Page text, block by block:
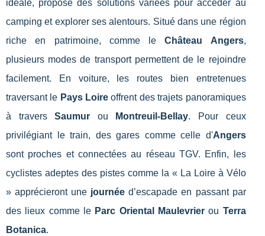
idéale, propose des solutions variées pour accéder au
camping et explorer ses alentours. Situé dans une région
riche en patrimoine, comme leChâteau Angers,
plusieurs modes de transport permettent de le rejoindre
facilement. En voiture, les routes bien entretenues
traversant le Pays Loire offrent des trajets panoramiques
à traversSaumur ou Montreuil-Bellay. Pour ceux
privilégiant le train, des gares comme celle d'Angers
sont proches et connectées au réseau TGV. Enfin, les
cyclistes adeptes des pistes comme la « La Loire à Vélo
» apprécieront une journée d’escapade en passant par
des lieux comme le Parc Oriental Maulevrierou Terra
Botanica.